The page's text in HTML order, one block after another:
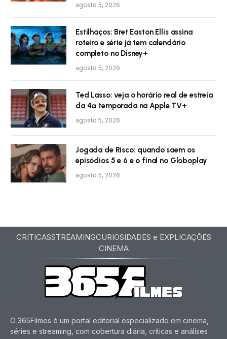
agosto 5, 2026
Estilhaços: Bret Easton Ellis assina
roteiro e série já tem calendário
completo no Disney+
agosto 5, 2026
Ted Lasso: veja o horário real de estreia
da 4ª temporada na Apple TV+
agosto 5, 2026
Jogada de Risco: quando saem os
episódios 5 e 6 e o final no Globoplay
agosto 5, 2026
CRITICASSTREAMINGCURIOSIDADES e EXPLICAÇÕES
CINEMA
O 365Filmes é um portal editorial especializado em cinema,
séries e streaming, com cobertura diária, críticas e análises